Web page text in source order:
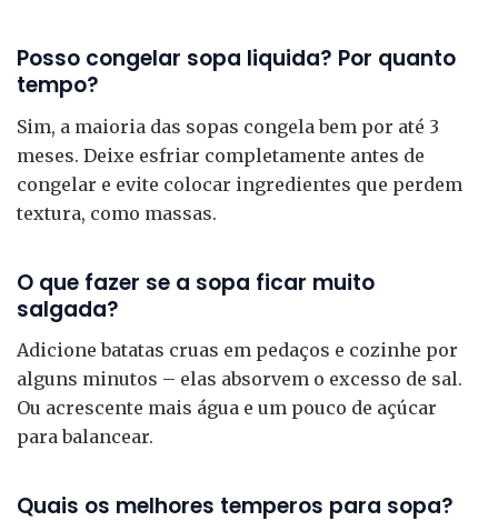
Posso congelar sopa liquida? Por quanto
tempo?
Sim, a maioria das sopas congela bem por até 3
meses. Deixe esfriar completamente antes de
congelar e evite colocar ingredientes que perdem
textura, como massas.
O que fazer se a sopa ficar muito
salgada?
Adicione batatas cruas em pedaços e cozinhe por
alguns minutos – elas absorvem o excesso de sal.
Ou acrescente mais água e um pouco de açúcar
para balancear.
Quais os melhores temperos para sopa?